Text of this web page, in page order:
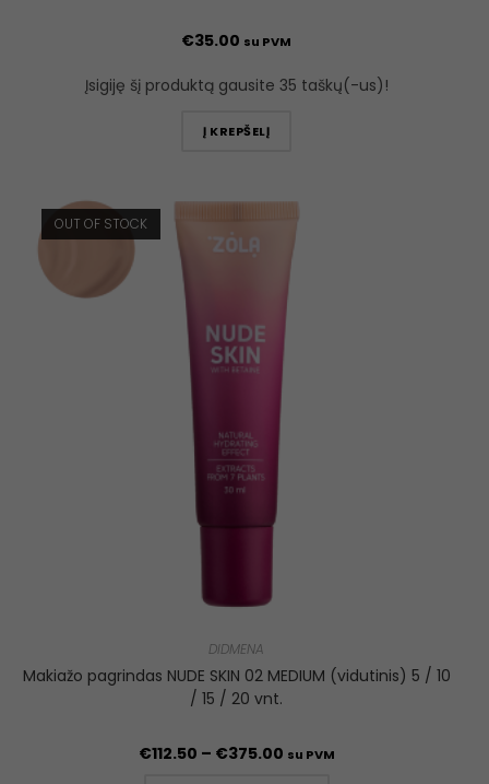
€35.00 su PVM
Įsigiję šį produktą gausite 35 taškų(-us)!
Į KREPŠELĮ
OUT OF STOCK
DIDMENA
Makiažo pagrindas NUDE SKIN 02 MEDIUM (vidutinis) 5 / 10
/ 15 / 20 vnt.
€112.50 – €375.00 su PVM